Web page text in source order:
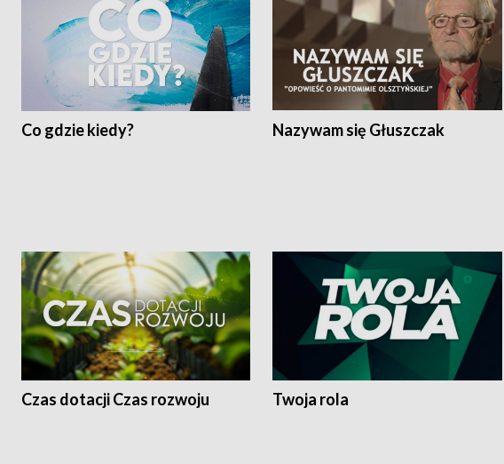
Co gdzie kiedy? Nazywam się Głuszczak
Czas dotacji Czas rozwoju Twoja rola